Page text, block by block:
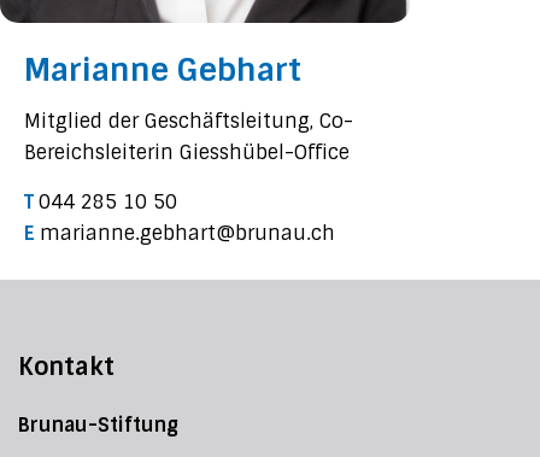
Marianne Gebhart
Mitglied der Geschäftsleitung, Co-
Bereichsleiterin Giesshübel-Office
T044 285 10 50
E marianne.gebhart@brunau.ch
Kontakt
Brunau-Stiftung